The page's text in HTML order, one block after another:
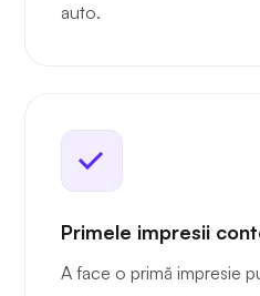
auto.
Primele impresii
A face o primă impresie